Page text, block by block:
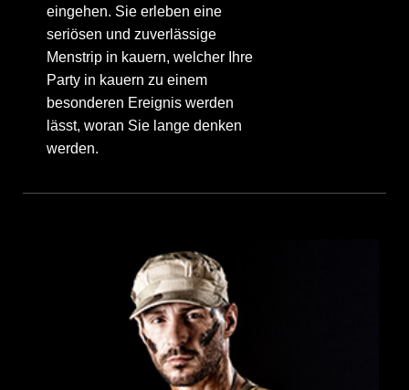
eingehen. Sie erleben eine
seriösen und zuverlässige
Menstrip in kauern, welcher Ihre
Party in kauern zu einem
besonderen Ereignis werden
lässt, woran Sie lange denken
werden.